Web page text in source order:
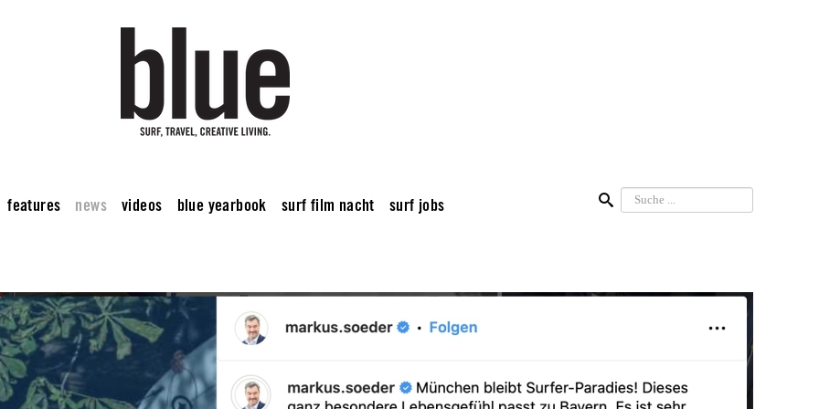
features news videos blue yearbook surf film nacht surf jobs Suchen